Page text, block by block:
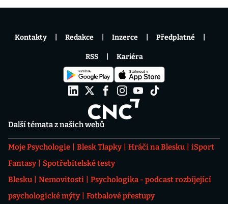
Další témata z našich webů
Moje Psychologie Blesk Tlapky Hráči na Blesku
iSport
Fantasy
Spotřebitelské testy
Blesku
Nemovitosti
Psychologika - podcast rozbíjející
psychologické mýty
Fotbalové přestupy
Kontakty Redakce Inzerce Předplatné
RSS Kariéra